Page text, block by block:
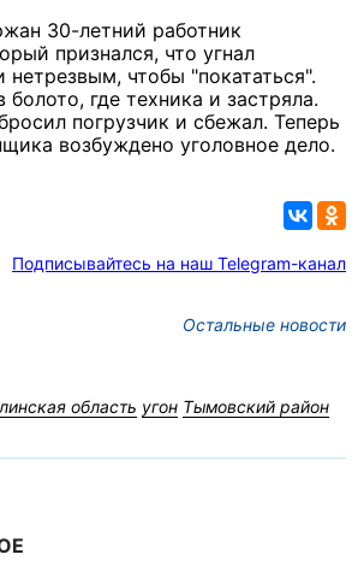
30-летний работник
признался, что угнал
нетрезвым, чтобы "покататься".
где техника и застряла.
погрузчик и сбежал. Теперь
возбуждено уголовное дело.
Подписывайтесь на наш Telegram-канал
Остальные новости
область угон Тымовский район